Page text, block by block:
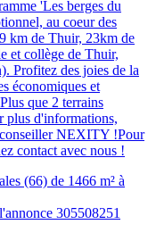
'Les berges du
au coeur des
km de Thuir, 23km de
et collège de Thuir,
Profitez des joies de la
économiques et
que 2 terrains
plus d'informations,
conseiller NEXITY !Pour
contact avec nous !